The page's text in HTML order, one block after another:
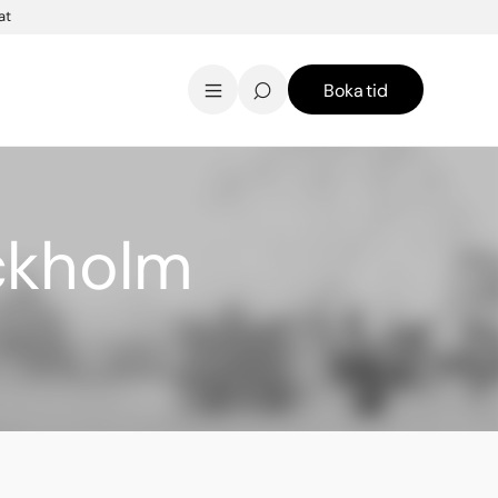
KontaktEnglish
Boka tid